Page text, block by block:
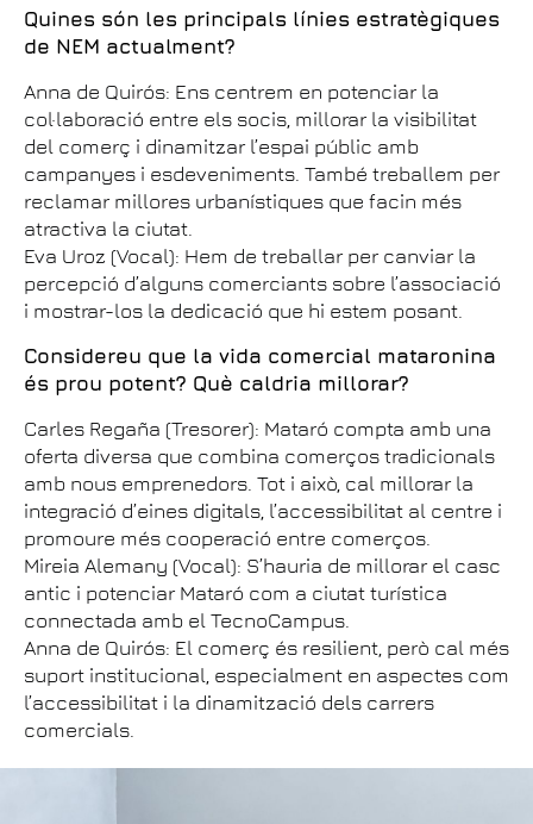
Quines són les principals línies estratègiques
de NEM actualment?
Anna de Quirós: Ens centrem en potenciar la
col·laboració entre els socis, millorar la visibilitat
del comerç i dinamitzar l’espai públic amb
campanyes i esdeveniments. També treballem per
reclamar millores urbanístiques que facin més
atractiva la ciutat.
Eva Uroz (Vocal): Hem de treballar per canviar la
percepció d’alguns comerciants sobre l’associació
i mostrar-los la dedicació que hi estem posant.
Considereu que la vida comercial mataronina
és prou potent? Què caldria millorar?
Carles Regaña (Tresorer): Mataró compta amb una
oferta diversa que combina comerços tradicionals
amb nous emprenedors. Tot i això, cal millorar la
integració d’eines digitals, l’accessibilitat al centre i
promoure més cooperació entre comerços.
Mireia Alemany (Vocal): S’hauria de millorar el casc
antic i potenciar Mataró com a ciutat turística
connectada amb el TecnoCampus.
Anna de Quirós: El comerç és resilient, però cal més
suport institucional, especialment en aspectes com
l’accessibilitat i la dinamització dels carrers
comercials.